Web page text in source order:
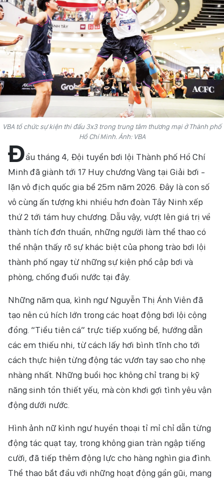
SỨC SỐNG VIỆT
THỂ THAO
ĐỜI SỐNG VĂN HÓA
VĂN NGHỆ
QUỐC TẾ
NHỊP SỐNG THỜI ĐẠI
AN NINH - XÃ HỘI
KHOA HỌC - GIÁO DỤC
NHÂN DÂN ĐIỆN TỬ
NHÂN DÂN HẰNG THÁNG
BÁO THỜI NAY
VBA tổ chức sự kiện thi đấu 3x3 trong trung tâm thương mại ở Thành phố
Hồ Chí Minh. Ảnh: VBA
Đầu tháng 4, Đội tuyển bơi lội Thành phố Hồ Chí
Minh đã giành tới 17 Huy chương Vàng tại Giải bơi -
lặn vô địch quốc gia bể 25m năm 2026. Đây là con số
vô cùng ấn tượng khi nhiều hơn đoàn Tây Ninh xếp
thứ 2 tới tám huy chương. Dẫu vậy, vượt lên giá trị về
thành tích đơn thuần, những người làm thể thao có
thể nhận thấy rõ sự khác biệt của phong trào bơi lội
thành phố ngay từ những sự kiện phổ cập bơi và
phòng, chống đuối nước tại đây.
Những năm qua, kình ngư Nguyễn Thị Ánh Viên đã
tạo nên cú hích lớn trong các hoạt động bơi lội cộng
đồng. “Tiểu tiên cá” trực tiếp xuống bể, hướng dẫn
các em thiếu nhi, từ cách lấy hơi bình tĩnh cho tới
cách thực hiện từng động tác vươn tay sao cho nhẹ
nhàng nhất. Những buổi học không chỉ trang bị kỹ
năng sinh tồn thiết yếu, mà còn khơi gợi tình yêu vận
động dưới nước.
Hình ảnh nữ kình ngư huyền thoại tỉ mỉ chỉ dẫn từng
động tác quạt tay, trong không gian tràn ngập tiếng
cười, đã tiếp thêm động lực cho hàng nghìn gia đình.
Thể thao bắt đầu với những hoạt động gần gũi, mang